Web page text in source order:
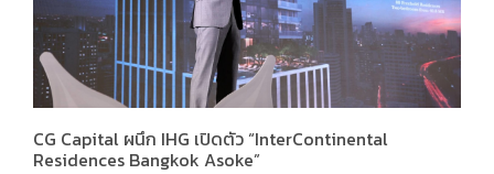
CG Capital ผนึก IHG เปิดตัว “InterContinental
Residences Bangkok Asoke”